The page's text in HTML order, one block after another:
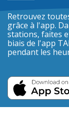
Retrouvez
grâce à l'app.
stations, faites
biais de l'app
pendant les